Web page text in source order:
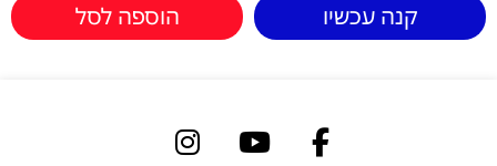
קנה עכשיו הוספה לסל